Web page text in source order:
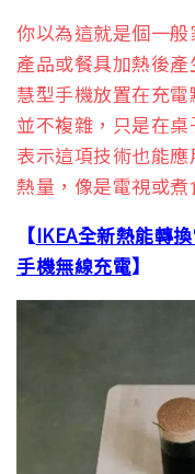
你以為這就是個一
產品或餐具加熱後
慧型手機放置在充
並不複雜，只是在
表示這項技術也能
熱量，像是電視或煮
【IKEA全新熱能轉
手機無線充電】